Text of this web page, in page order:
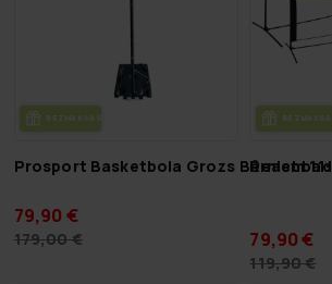
BEZ­MAK­SAS PIE­GĀ­DE
Prosport Basketbola Grozs Bērniem
79,90 €
179,00 €
React
79,90 €
119,90 €